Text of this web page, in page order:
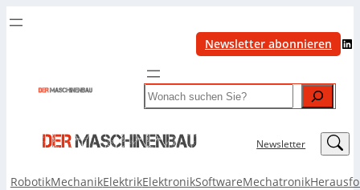
Newsletter abonnieren LinkedIn
Search
Newsletter LinkedIn
RobotikMechanikElektrikElektronikSoftwareMechatronik